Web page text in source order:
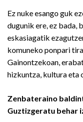
Ez nuke esango guk
dugunik ere, ez bada,
eskasiagatik
komunekoponpari
Gainontzekoan,
hizkuntza, kultura eta
Zenbateraino
Guztizgeratu behar